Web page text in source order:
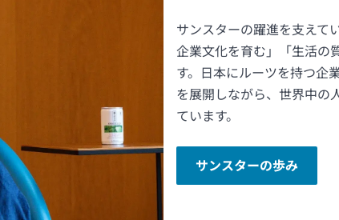
サンスターの躍進を支えて
企業文化を育む」「生活の
す。日本にルーツを持つ企
を展開しながら、世界中の
ています。
サンスターの歩み